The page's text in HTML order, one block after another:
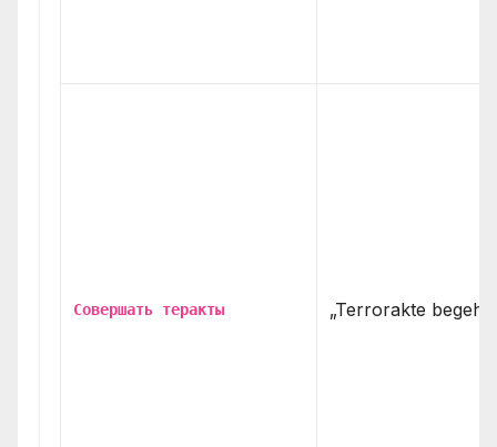
Совершать теракты „Terrorakte